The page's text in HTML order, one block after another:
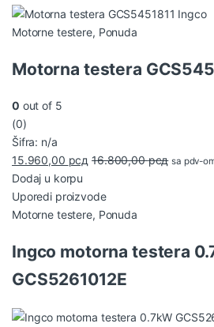
Motorne testere, Ponuda
Motorna testera
0 out of 5
(0)
Šifra: n/a
15.960,00 рсд 16.800,00рсд sa pdv-
Dodaj u korpu
Uporedi proizvode
Motorne testere, Ponuda
Ingco motorna testera
GCS5261012E